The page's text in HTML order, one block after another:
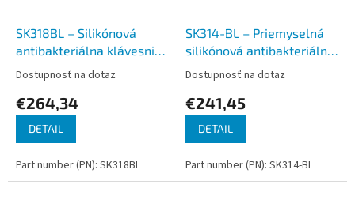
SK318BL – Silikónová
antibakteriálna klávesnica
s touchpadom
podsvietená, CZ, USB, IP68
Dostupnosť na dotaz
€264,34
DETAIL
Part number (PN): SK318BL
SK314-BL – Priemyselná
silikónová antibakteriálna
klávesnica s touchpadom
podsvietená, CZ, USB, IP68
Dostupnosť na dotaz
€241,45
DETAIL
Part number (PN): SK314-BL